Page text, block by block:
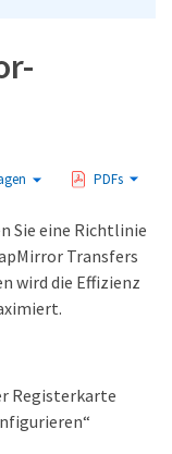
PDFs
Sie eine Richtlinie
Transfers
wird die Effizienz
Registerkarte